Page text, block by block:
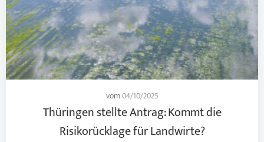
vom04/10/2025
Thüringen stellte Antrag: Kommt die
Risikorücklage für Landwirte?